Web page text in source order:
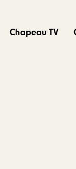
Chapeau TV